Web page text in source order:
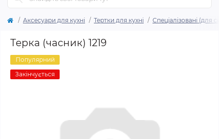
Аксесуари для кухні Тертки для кухні Спеціалізовані (для
Терка (часник) 1219
Популярний
Закінчується